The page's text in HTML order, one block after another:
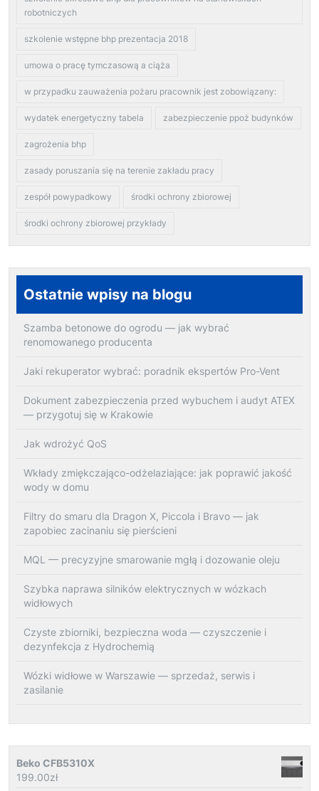
robotniczych
szkolenie wstępne bhp prezentacja 2018
umowa o pracę tymczasową a ciąża
w przypadku zauważenia pożaru pracownik jest zobowiązany:
wydatek energetyczny tabela zabezpieczenie ppoż budynków
zagrożenia bhp
zasady poruszania się na terenie zakładu pracy
zespół powypadkowy środki ochrony zbiorowej
środki ochrony zbiorowej przykłady
Ostatnie wpisy na blogu
Szamba betonowe do ogrodu — jak wybrać
renomowanego producenta
Jaki rekuperator wybrać: poradnik ekspertów Pro-Vent
Dokument zabezpieczenia przed wybuchem i audyt ATEX
— przygotuj się w Krakowie
Jak wdrożyć QoS
Wkłady zmiękczająco-odżelaziające: jak poprawić jakość
wody w domu
Filtry do smaru dla Dragon X, Piccola i Bravo — jak
zapobiec zacinaniu się pierścieni
MQL — precyzyjne smarowanie mgłą i dozowanie oleju
Szybka naprawa silników elektrycznych w wózkach
widłowych
Czyste zbiorniki, bezpieczna woda — czyszczenie i
dezynfekcja z Hydrochemią
Wózki widłowe w Warszawie — sprzedaż, serwis i
zasilanie
Beko CFB5310X
199.00zł